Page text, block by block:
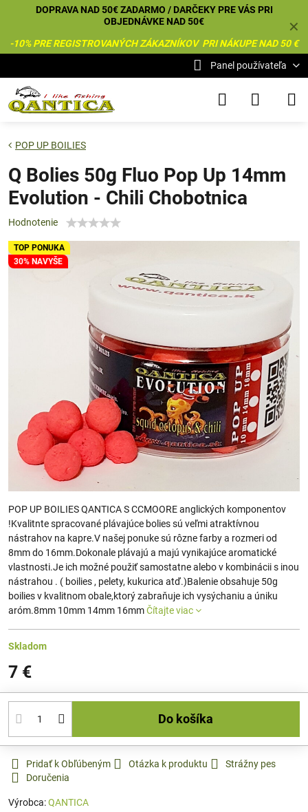
✕
DOPRAVA NAD 50€ ZADARMO / DARČEKY PRE VÁS PRI
OBJEDNÁVKE NAD 50€
-10% PRE REGISTROVANÝCH ZÁKAZNÍKOV PRI NÁKUPE NAD 50 €
Panel používateľa
TOP PONUKA
30% NAVYŠE
POP UP BOILIES
Q Bolies 50g Fluo Pop Up 14mm
Evolution - Chili Chobotnica
Hodnotenie
POP UP BOILIES QANTICA S CCMOORE anglických komponentov
!Kvalitnte spracované plávajúce bolies sú veľmi atraktívnou
nástrahov na kapre.V našej ponuke sú rôzne farby a rozmeri od
8mm do 16mm.Dokonale plávajú a majú vynikajúce aromatické
vlastnosti.Je ich možné použiť samostatne alebo v kombinácii s inou
nástrahou . ( boilies , pelety, kukurica atď.)Balenie obsahuje 50g
boilies v kvalitnom obale,ktorý zabraňuje ich vysýchaniu a úniku
aróm.8mm 10mm 14mm 16mmČítajte viac
Skladom
7 €
Do košíka
Pridať k Obľúbeným Otázka k produktu
Strážny pes
Doručenia
Výrobca:QANTICA